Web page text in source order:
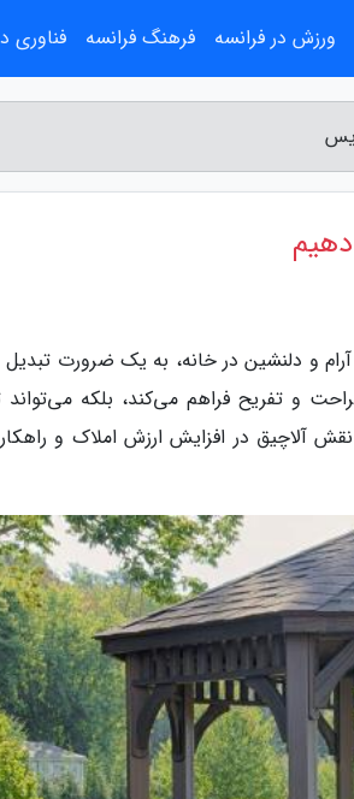
و دلنشین در خانه، به یک ضرورت
و تفریح فراهم می‌کند، بلکه می‌تواند
آلاچیق در افزایش ارزش املاک و
ورزش در فرانسه فرهنگ فرانسه فناوری